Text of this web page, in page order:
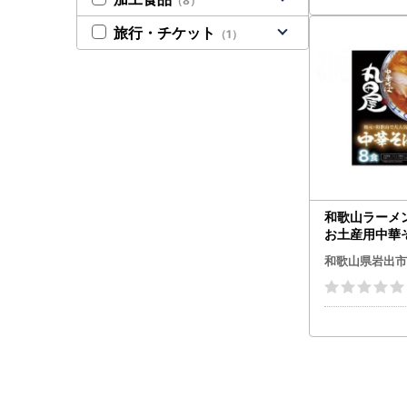
和歌山ラーメ
お土産用中華
和歌山県岩出市
旅行・チケット （1）